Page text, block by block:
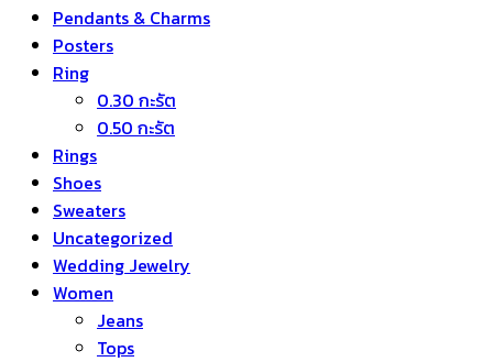
Pendants & Charms
Posters
Ring
0.30 กะรัต
0.50 กะรัต
Rings
Shoes
Sweaters
Uncategorized
Wedding Jewelry
Women
Jeans
Tops